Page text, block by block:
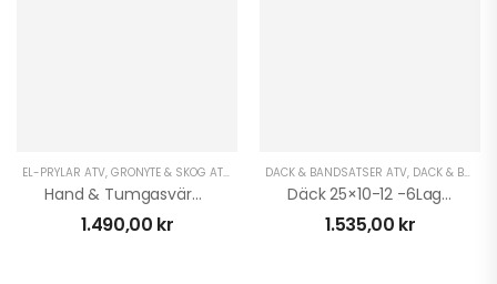
EL-PRYLAR ATV, GRÖNYTE & SKOG ATV UTRUSTNING UNIVERSAL,VINTER ATV
Hand & Tumgasvärmare CFMOTO
1.490,00 kr
DÄCK & BANDSATSER ATV, DÄCK & BANDSATSER UTV
Däck 25×10-12 -6Lager
1.535,00 kr